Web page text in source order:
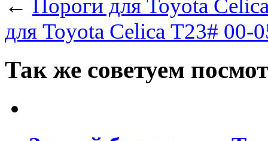
← Пороги для Toyota
для Toyota Celica Т23# 00-
Так же советуем